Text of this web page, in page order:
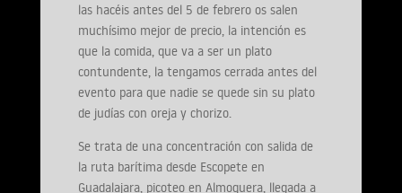
las hacéis antes del 5 de febrero os salen
muchísimo mejor de precio, la intención es
que la comida, que va a ser un plato
contundente, la tengamos cerrada antes del
evento para que nadie se quede sin su plato
de judías con oreja y chorizo.
Se trata de una concentración con salida de
la ruta barítima desde Escopete en
Guadalajara, picoteo en Almoguera, llegada a